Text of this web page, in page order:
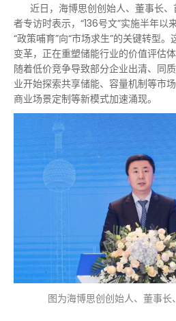
近日，海博思创创始人、董事长、
者专访时表示，“136号文”实施半年以
“政策哺育”向“市场求生”的关键转型
变革，正在重塑储能行业的价值评估
随着低价竞争导致部分企业出清、同
业开始探索共享储能、容量机制等市
商业场景定制等新模式加速涌现。
图为海博思创创始人、董事